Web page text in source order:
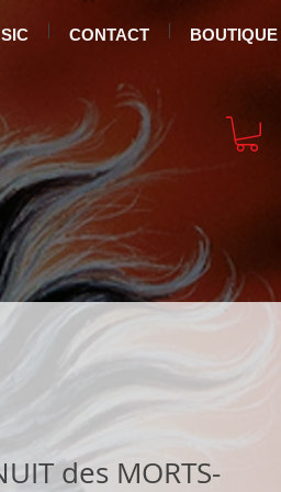
CONTACT BOUTIQUE
des MORTS-